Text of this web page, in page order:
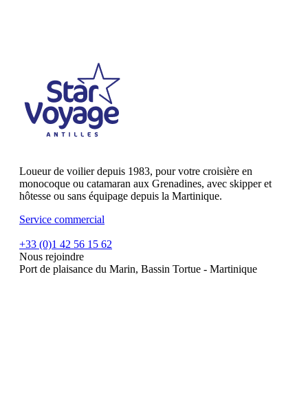
Loueur de voilier depuis 1983, pour votre croisière en
monocoque ou catamaran aux Grenadines, avec skipper et
hôtesse ou sans équipage depuis la Martinique.
Service commercial
+33 (0)1 42 56 15 62
Nous rejoindre
Port de plaisance du Marin, Bassin Tortue - Martinique